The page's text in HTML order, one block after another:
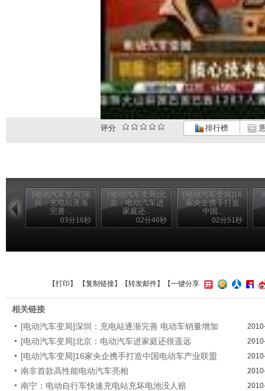
评分 排行榜
[电动汽车变局]深
圳：充电站逐渐
完善 ...
03分16秒
[电动汽车变局]北
京：电动汽车进
家庭还...
02分46秒
[电动汽车变局]16
家央企携手打造
中国...
02分51秒
【打印 】 【复制链接】【转发邮件】 【一键分享
相关链接
[电动汽车变局]深圳：充电站逐渐完善 电动车销量增加
[电动汽车变局]北京：电动汽车进家庭还很遥远
[电动汽车变局]16家央企携手打造中国电动车产业联盟
南非首款高性能电动汽车亮相
南宁：电动自行车快速充电站充坏电池没人赔